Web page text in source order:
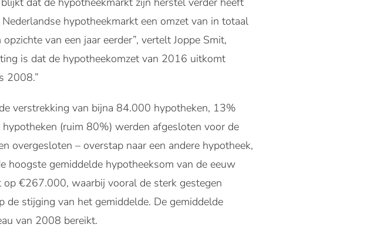
hypotheekmarkt een omzet van in totaal
van een jaar eerder”, vertelt Joppe Smit,
is dat de hypotheekomzet van 2016 uitkomt
2008.”
verstrekking van bijna 84.000 hypotheken, 13%
(ruim 80%) werden afgesloten voor de
– overstap naar een andere hypotheek,
hoogste gemiddelde hypotheeksom van de eeuw
€267.000, waarbij vooral de sterk gestegen
stijging van het gemiddelde. De gemiddelde
van 2008 bereikt.